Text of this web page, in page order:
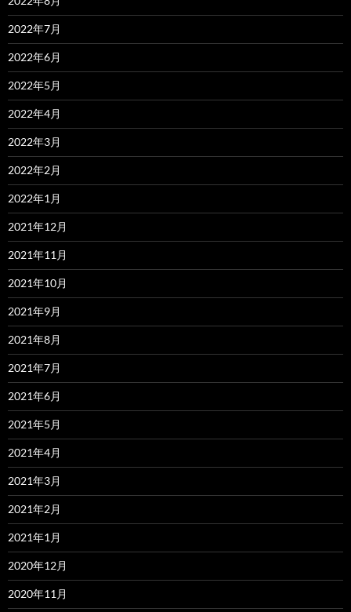
2022年7月
2022年6月
2022年5月
2022年4月
2022年3月
2022年2月
2022年1月
2021年12月
2021年11月
2021年10月
2021年9月
2021年8月
2021年7月
2021年6月
2021年5月
2021年4月
2021年3月
2021年2月
2021年1月
2020年12月
2020年11月